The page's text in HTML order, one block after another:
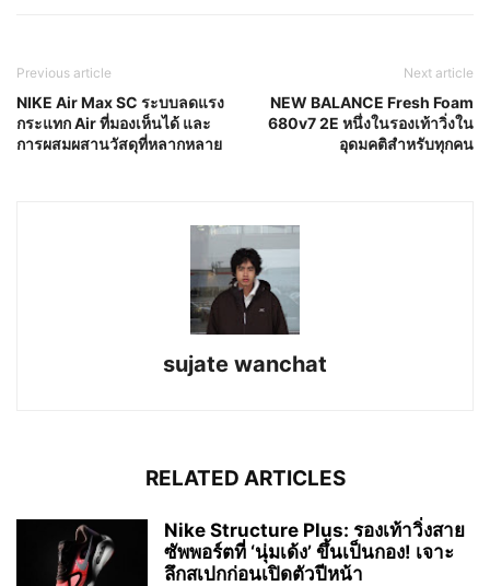
Previous article
NIKE Air Max SC ระบบลดแรง
กระแทก Air ที่มองเห็นได้ และ
การผสมผสานวัสดุที่หลากหลาย
Next article
NEW BALANCE Fresh Foam
680v7 2E หนึ่งในรองเท้าวิ่งใน
อุดมคติสำหรับทุกคน
sujate wanchat
RELATED ARTICLES
Nike Structure Plus: รองเท้าวิ่งสาย
ซัพพอร์ตที่ ‘นุ่มเด้ง’ ขึ้นเป็นกอง! เจาะ
ลึกสเปกก่อนเปิดตัวปีหน้า